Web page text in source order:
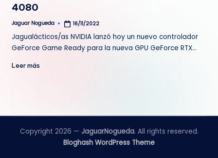
4080
Publicado
Jaguar Nogueda 16/11/2022
Jagualácticos/as NVIDIA lanzó hoy un nuevo controlador
GeForce Game Ready para la nueva GPU GeForce RTX…
Leer más
Copyright 2026 — JaguarNogueda. All rights reserved.
Bloghash WordPress Theme